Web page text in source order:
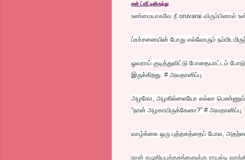
என் ட்வீட்டிலிருந்து
உண்மையாகவே நீ oruvarai விரும்பினால்
ப்ரச்சனையின் போது எல்லோரும்
ஓவராய் குடித்துவிட்டு போதையாட்டம்
இருக்கிறது. # அவதானிப்பு
அழகோ, அழகில்லையோ எல்லா பெண்ணும்
“நான் அழகாயிருக்கேனா?” # அவதானிப்பு
வாழ்க்கை ஒரு புத்தகத்தைப் போல,
நான் எழுதியபுத்தகங்களுக்கு ராயல்டி